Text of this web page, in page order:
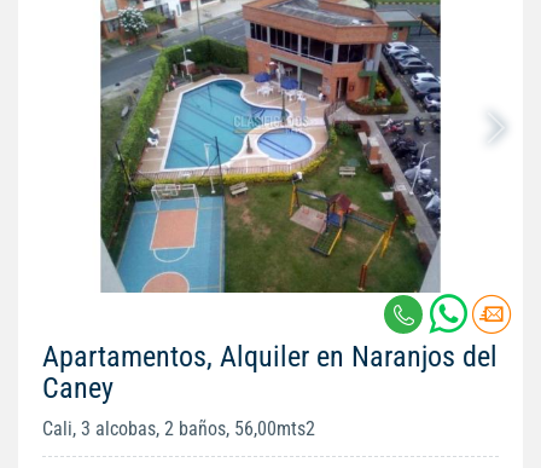
Apartamentos, Alquiler en Naranjos del
Caney
Cali, 3 alcobas, 2 baños, 56,00mts2